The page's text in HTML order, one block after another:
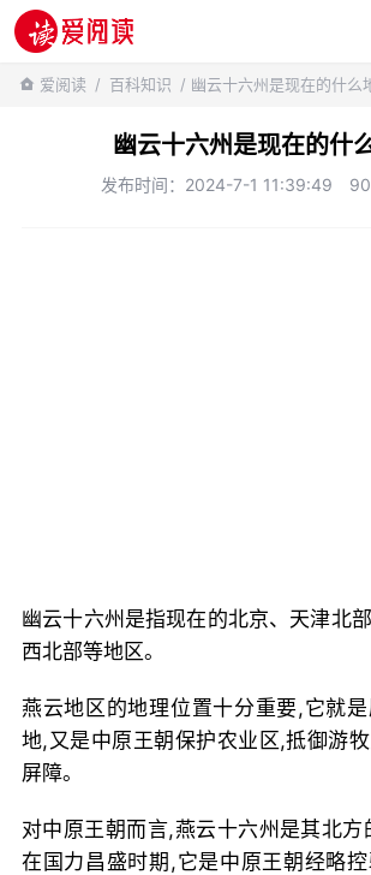
百科知识
爱阅读 / 百科知识 / 幽云十六州是现在的什么
幽云十六州是现在的什
发布时间：2024-7-1 11:39:49
幽云十六州是指现在的北京、天津北
西北部等地区。
燕云地区的地理位置十分重要,它就
地,又是中原王朝保护农业区,抵御游
屏障。
对中原王朝而言,燕云十六州是其北方
在国力昌盛时期,它是中原王朝经略